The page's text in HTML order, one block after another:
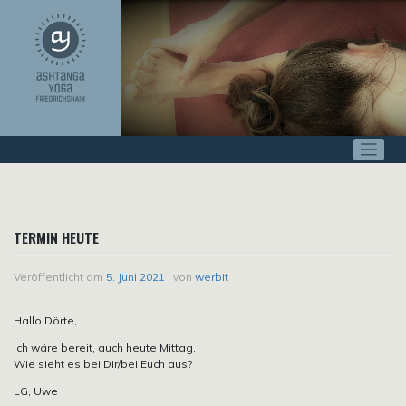
springen
TERMIN HEUTE
Veröffentlicht am 5. Juni 2021 | von werbit
Hallo Dörte,
ich wäre bereit, auch heute Mittag.
Wie sieht es bei Dir/bei Euch aus?
LG, Uwe